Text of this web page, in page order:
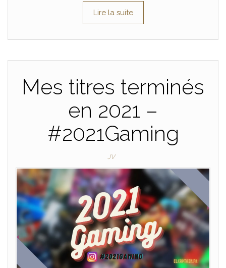
Lire la suite
Mes titres terminés
en 2021 –
#2021Gaming
JV